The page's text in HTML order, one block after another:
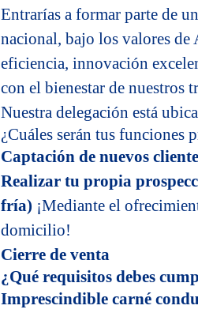
Entrarías a formar parte de un
nacional, bajo los valores
eficiencia, innovación
con el bienestar de nuestros
Nuestra delegación está
¿Cuáles serán tus funciones
Captación de nuevos
Realizar tu propia
fría) ¡Mediante el
domicilio!
Cierre de venta
¿Qué requisitos debes
Imprescindible carné